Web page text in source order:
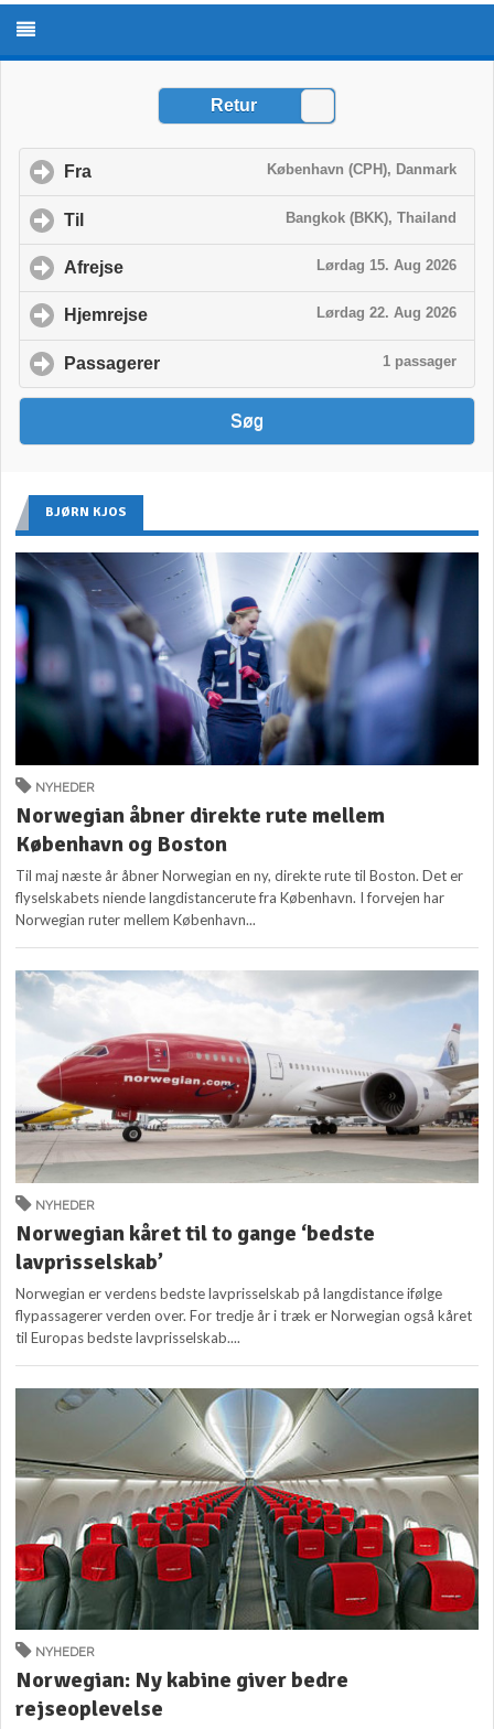
BJØRN KJOS
NYHEDER
Norwegian åbner direkte rute mellem
København og Boston
Til maj næste år åbner Norwegian en ny, direkte rute til Boston. Det er
flyselskabets niende langdistancerute fra København. I forvejen har
Norwegian ruter mellem København...
NYHEDER
Norwegian kåret til to gange ‘bedste
lavprisselskab’
Norwegian er verdens bedste lavprisselskab på langdistance ifølge
flypassagerer verden over. For tredje år i træk er Norwegian også kåret
til Europas bedste lavprisselskab....
NYHEDER
Norwegian: Ny kabine giver bedre
rejseoplevelse